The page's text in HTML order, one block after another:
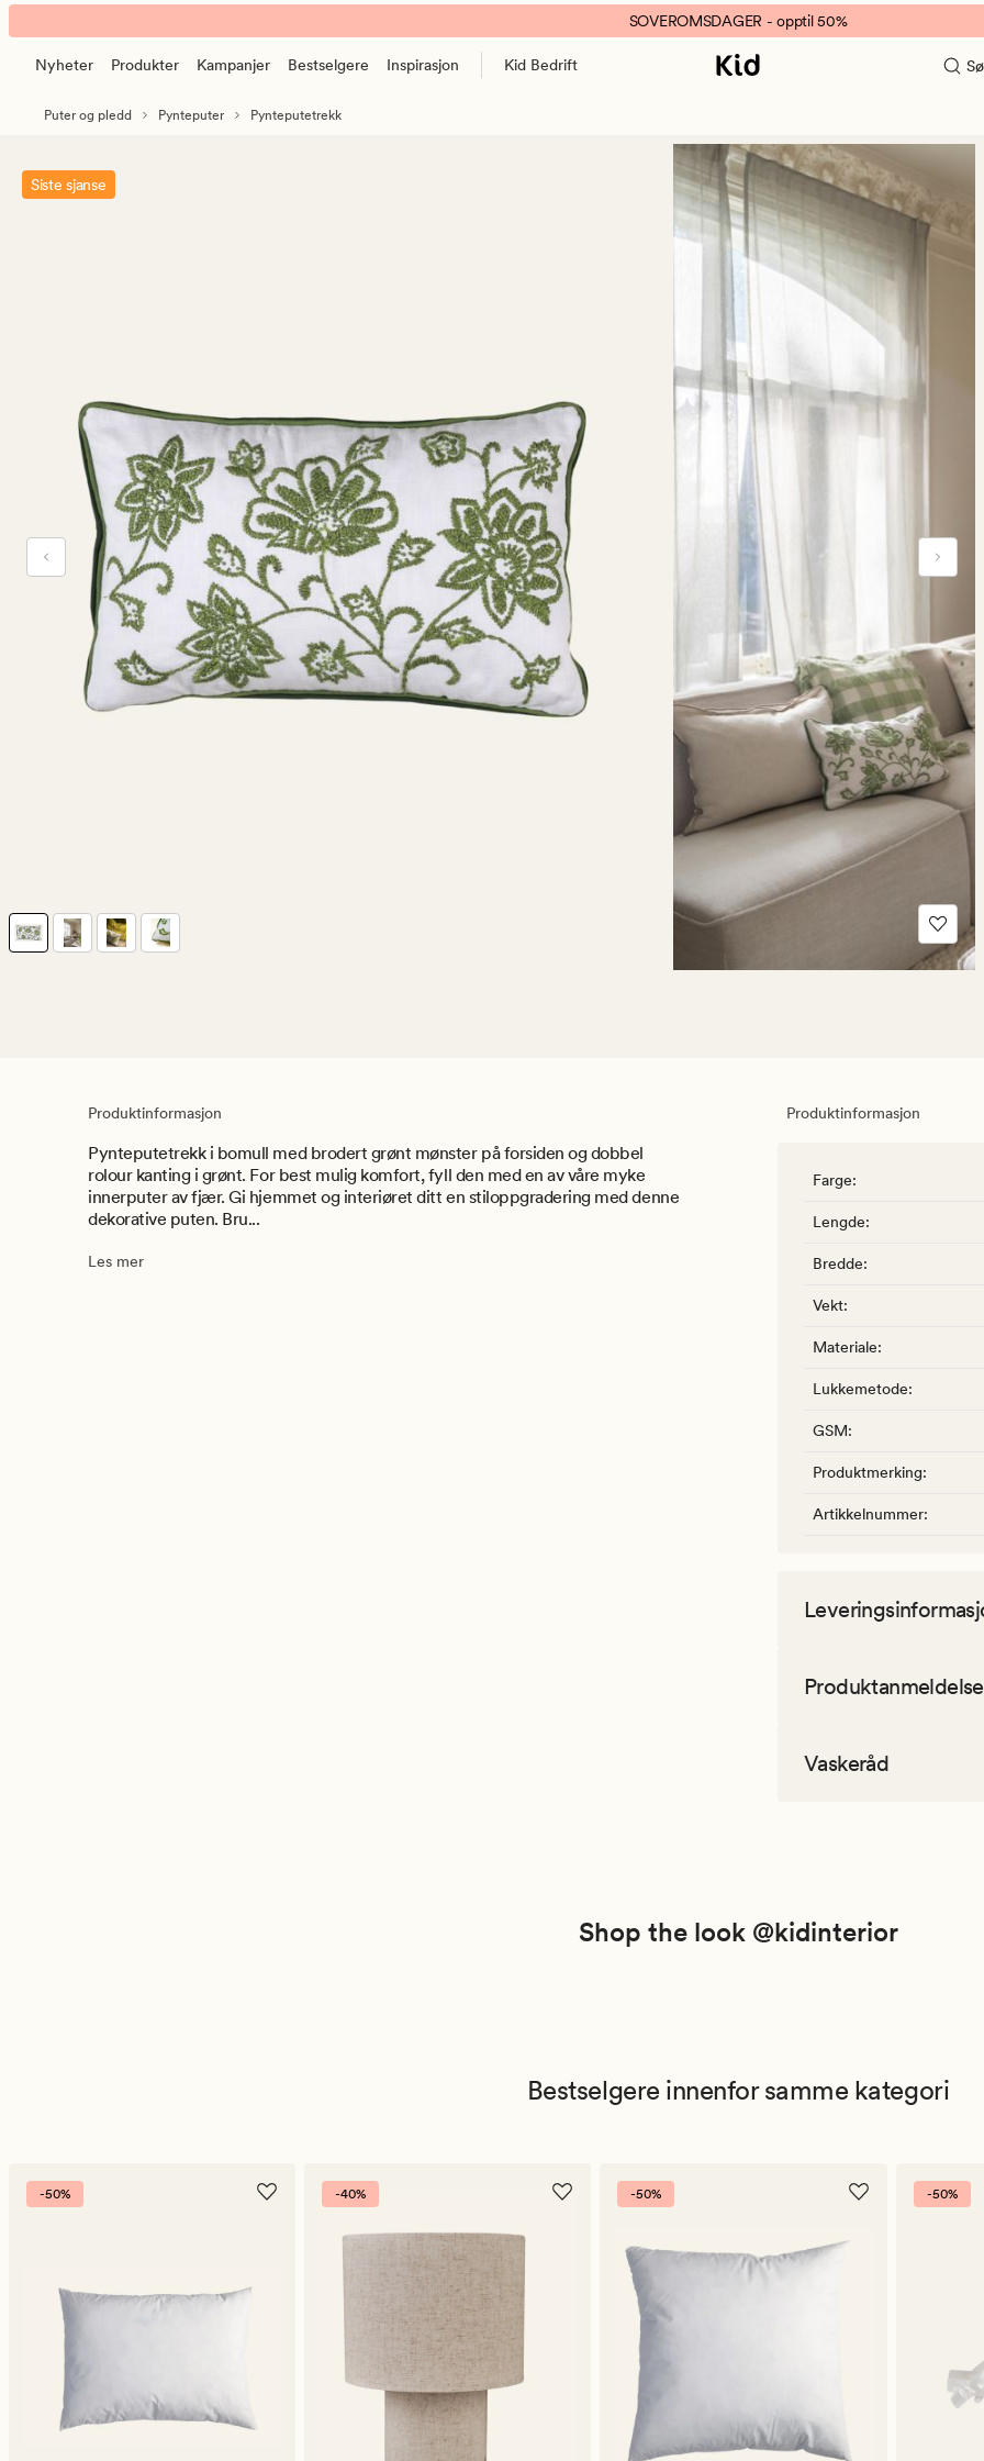
Nadu
pynteputetrekk
grønn
banner.
Klikk
pause.
SOVEROMSDAGER - opptil 50%
Nyheter Produkter Kampanjer Bestselgere Inspirasjon Kid Bedrift
Puter og pledd Pynteputer Pynteputetrekk
Siste sjanse
Produktinformasjon
Pynteputetrekk i bomull med brodert grønt mønster på forsiden og dobbel
rolour kanting i grønt. For best mulig komfort, fyll den med en av våre myke
innerputer av fjær. Gi hjemmet og interiøret ditt en stiloppgradering med denne
dekorative puten. Bru...
Les mer
Produktinformasjon
Farge:
Lengde:
Bredde:
Vekt:
Materiale:
Lukkemetode:
GSM:
Produktmerking:
Artikkelnummer:
Vaskeråd
Shop the look @kidinterior
Bestselgere innenfor samme kategori
-50% -40% -50% -50%